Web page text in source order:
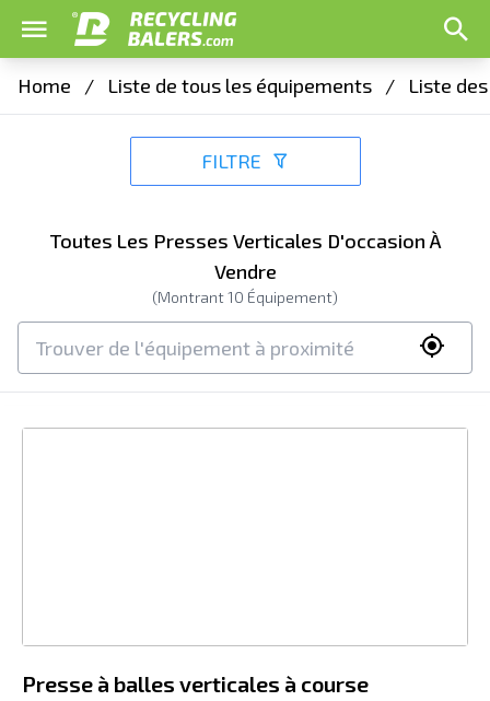
Home / Liste de tous les équipements / Liste
FILTRE
Toutes Les Presses Verticales D'occasion À
Vendre
(Montrant10 Équipement)
Presse à balles verticales à course